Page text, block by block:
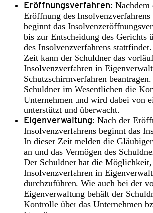
Eröffnungsverfahren: Nachdem
Eröffnung des
beginnt das
bis zur Entscheidung des Gerichts
des Insolvenzverfahrens
Zeit kann der Schuldner das
Insolvenzverfahren in
Schutzschirmverfahren
Schuldner im Wesentlichen die
Unternehmen und wird dabei von
unterstützt und überwacht.
Eigenverwaltung: Nach der
Insolvenzverfahrens beginnt das
In dieser Zeit melden die
an und das Vermögen des
Der Schuldner hat die Möglichkeit,
Insolvenzverfahren in
durchzuführen. Wie auch bei der
Eigenverwaltung behält der
Kontrolle über das Unternehmen